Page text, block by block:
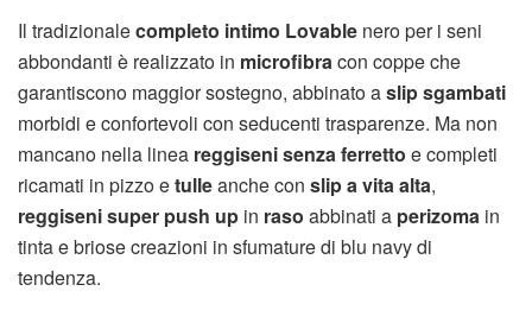
Il tradizionalecompleto intimo Lovable nero per i seni
abbondanti è realizzato in microfibracon coppe che
garantiscono maggior sostegno, abbinato aslip sgambati
morbidi e confortevoli con seducenti trasparenze. Ma non
mancano nella linea reggiseni senza ferretto e completi
ricamati in pizzo etulleanche con slip a vita alta,
reggiseni super push up in raso abbinati a perizoma in
tinta e briose creazioni in sfumature di blu navy di
tendenza.